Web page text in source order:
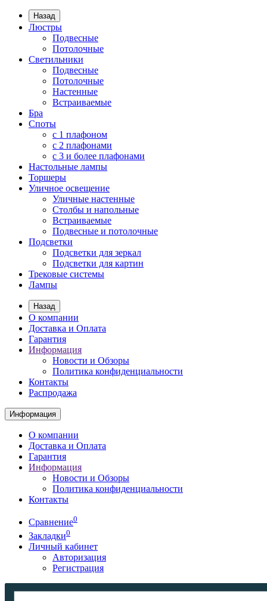
Назад
Люстры
Подвесные
Потолочные
Светильники
Подвесные
Потолочные
Настенные
Встраиваемые
Бра
Споты
с 1 плафоном
с 2 плафонами
с 3 и более плафонами
Настольные лампы
Торшеры
Уличное освещение
Уличные настенные
Столбы и напольные
Встраиваемые
Подвесные и потолочные
Подсветки
Подсветки для зеркал
Подсветки для картин
Трековые системы
Лампы
Назад
О компании
Доставка и Оплата
Гарантия
Информация
Новости и Обзоры
Политика конфиденциальности
Контакты
Распродажа
Информация
О компании
Доставка и Оплата
Гарантия
Информация
Новости и Обзоры
Политика конфиденциальности
Контакты
Сравнение0
Закладки0
Личный кабинет
Авторизация
Регистрация